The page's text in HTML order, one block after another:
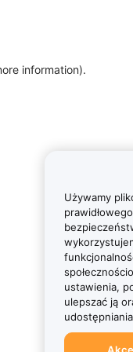
information).
Używamy
ustawienia,
ulepszać ją